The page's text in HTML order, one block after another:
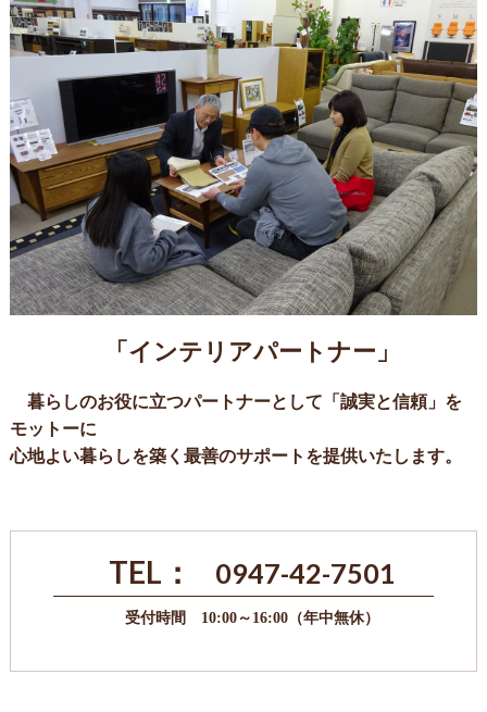
「インテリアパートナー」
暮らしのお役に立つパートナーとして「誠実と信頼」を
モットーに
心地よい暮らしを築く最善のサポートを提供いたします。
TEL： 0947-42-7501
受付時間 10:00～16:00（年中無休）